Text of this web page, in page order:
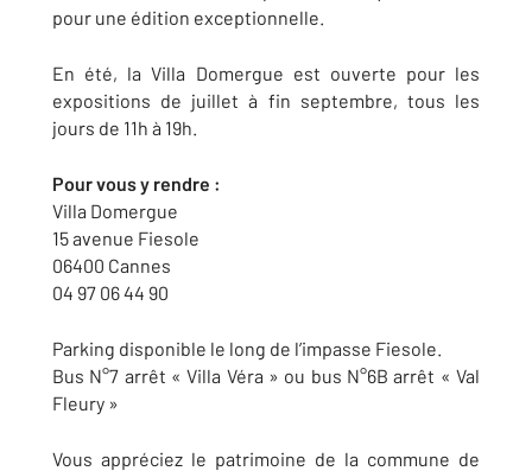
pour une édition exceptionnelle.
En été, la Villa Domergue est ouverte pour les
expositions de juillet à fin septembre, tous les
jours de 11h à 19h.
Pour vous y rendre :
Villa Domergue
15 avenue Fiesole
06400 Cannes
04 97 06 44 90
Parking disponible le long de l’impasse Fiesole.
Bus N°7 arrêt « Villa Véra » ou bus N°6B arrêt « Val
Fleury »
Vous appréciez le patrimoine de la commune de